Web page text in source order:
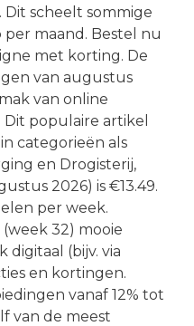
scheelt sommige
maand. Bestel nu
met korting. De
van augustus
van online
populaire artikel
categorieën als
en Drogisterij,
2026) is €13.49.
per week.
32) mooie
digitaal (bijv. via
en kortingen.
vanaf 12% tot
van de meest